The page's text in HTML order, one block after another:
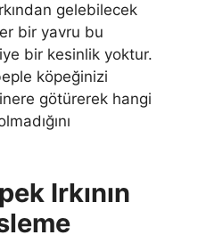
gelebilecek
bir yavru bu
bir kesinlik yoktur.
köpeğinizi
götürerek hangi
Irkının